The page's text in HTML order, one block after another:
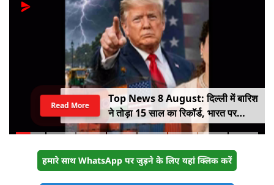
Top News 8 August: दिल्ली में बारिश
ने तोड़ा 15 साल का रिकॉर्ड, भारत पर
100% टैरिफ का खतरा; Gen Z पर कंगना
Read More
हमारे साथ WhatsApp पर जुड़ने के लिए यहां क्लिक करें